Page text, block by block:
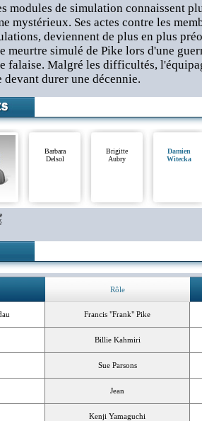
modules de simulation connaissent
mystérieux. Ses actes contre les
deviennent de plus en plus
meurtre simulé de Pike lors d'une
falaise. Malgré les difficultés,
durer une décennie.
Barbara
Delsol
Brigitte
Aubry
Damien
Witecka
Rôle
Francis "Frank" Pike
Billie Kahmiri
Sue Parsons
Jean
Kenji Yamaguchi